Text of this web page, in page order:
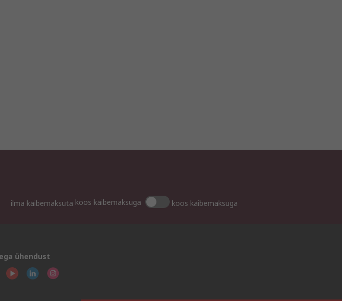
ilma käibemaksuta koos käibemaksuga koos käibemaksuga
ühendust